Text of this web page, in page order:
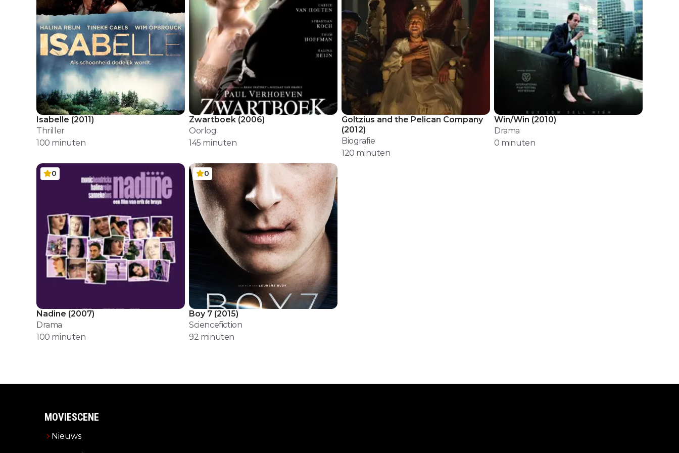
Isabelle (2011)
Thriller
100 minuten
Zwartboek (2006)
Oorlog
145 minuten
Goltzius and the Pelican Company
(2012)
Biografie
120 minuten
Win/Win (2010)
Drama
0 minuten
0
Nadine (2007)
Drama
100 minuten
0
Boy 7 (2015)
Sciencefiction
92 minuten
MOVIESCENE
Nieuws